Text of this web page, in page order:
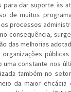
dar suporte às
de muitos
processos
consequência,
das melhorias
públicas de
constante nos
também no
da maior eficácia